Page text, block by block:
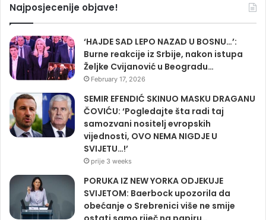
Najposjecenije objave!
‘HAJDE SAD LEPO NAZAD U BOSNU…’:
Burne reakcije iz Srbije, nakon istupa
Željke Cvijanović u Beogradu…
February 17, 2026
SEMIR EFENDIĆ SKINUO MASKU DRAGANU
ČOVIĆU: ‘Pogledajte šta radi taj
samozvani nositelj evropskih
vijednosti, OVO NEMA NIGDJE U
SVIJETU…!’
prije 3 weeks
PORUKA IZ NEW YORKA ODJEKUJE
SVIJETOM: Baerbock upozorila da
obećanje o Srebrenici više ne smije